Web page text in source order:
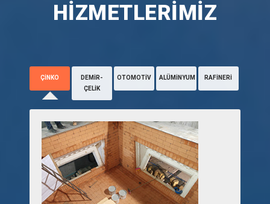
HIZMETLERIMIZ
ÇINKO
DEMIR-
ÇELIK
OTOMOTIV ALÜMINYUM RAFINERI